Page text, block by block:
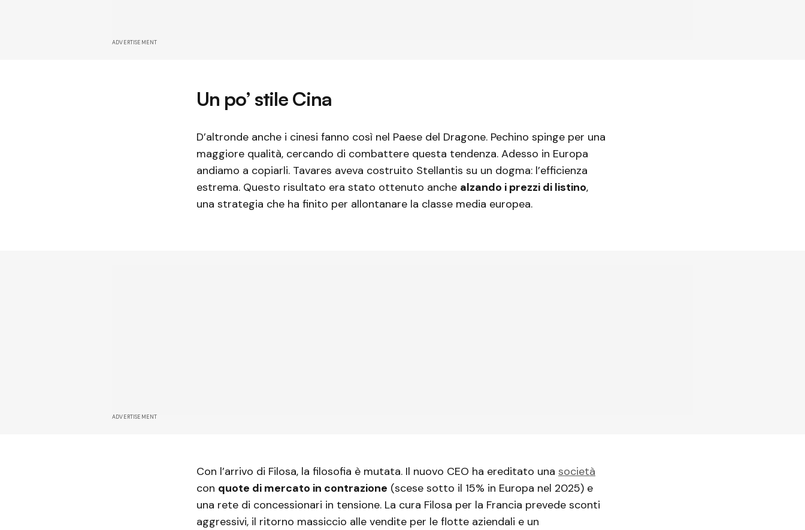
ADVERTISEMENT
Un po’ stile Cina
D’altronde anche i cinesi fanno così nel Paese del Dragone. Pechino spinge per una
maggiore qualità, cercando di combattere questa tendenza. Adesso in Europa
andiamo a copiarli. Tavares aveva costruito Stellantis su un dogma: l’efficienza
estrema. Questo risultato era stato ottenuto anche alzando i prezzi di listino,
una strategia che ha finito per allontanare la classe media europea.
ADVERTISEMENT
Con l’arrivo di Filosa, la filosofia è mutata. Il nuovo CEO ha ereditato una società
con quote di mercato in contrazione (scese sotto il 15% in Europa nel 2025) e
una rete di concessionari in tensione. La cura Filosa per la Francia prevede sconti
aggressivi, il ritorno massiccio alle vendite per le flotte aziendali e un